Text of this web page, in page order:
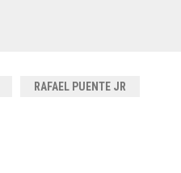
RAFAEL PUENTE JR